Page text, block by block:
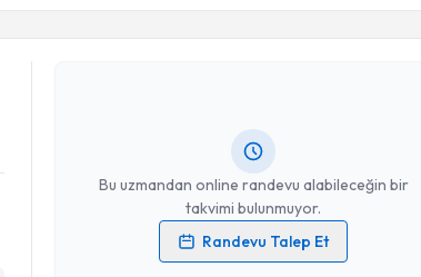
Bu uzmandan online randevu alabileceğin bir
takvimi bulunmuyor.
Randevu Talep Et
Dr. Gülseren Yavuzoğlu
Kişisel verilerimin işlenmesine ilişkinAydınlatma Metni